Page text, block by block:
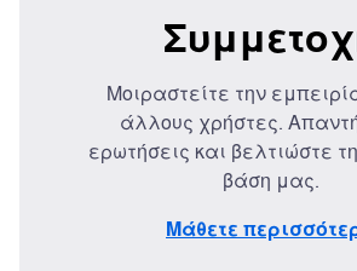
Μοιραστείτε την
άλλους χρήστες.
ερωτήσεις και βελτιώστε
βάση μας.
Μάθετε